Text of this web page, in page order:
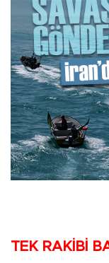
TEK RAKİBİ